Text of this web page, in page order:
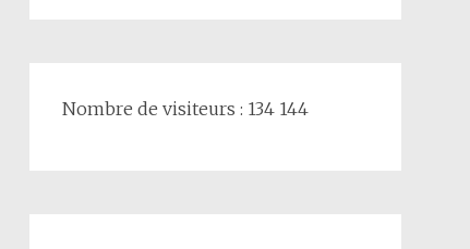
Nombre de visiteurs : 134 144